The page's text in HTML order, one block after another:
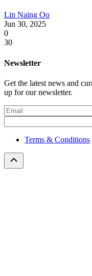
Lin Naing Oo
Jun 30, 2025
0
30
Newsletter
Get the latest news and
up for our newsletter.
Terms & Conditions